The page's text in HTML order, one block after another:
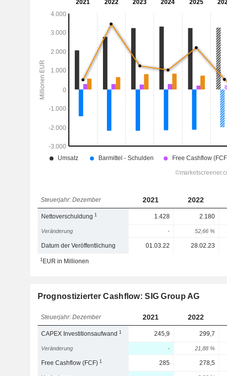
Steuerjahr: Dezember 2021 2022
Nettoverschuldung1 1.428 2.180
Veränderung - 52,66 %
Datum der Veröffentlichung 01.03.22 28.02.23
1EUR in Millionen
Prognostizierter Cashflow: SIG Group AG
Steuerjahr: Dezember 2021 2022
CAPEX Investitionsaufwand1 245,9 299,7
Veränderung - 21,88 %
Free Cashflow (FCF)1 285 278,5